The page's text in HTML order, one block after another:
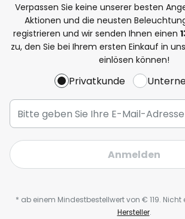
Verpassen Sie keine unserer besten
Aktionen und die neusten
registrieren und wir senden Ihnen einen
zu, den Sie bei Ihrem ersten Einkauf in
einlösen können!
Privatkunde
Anmelden
* ab einem Mindestbestellwert von € 119.
Hersteller.